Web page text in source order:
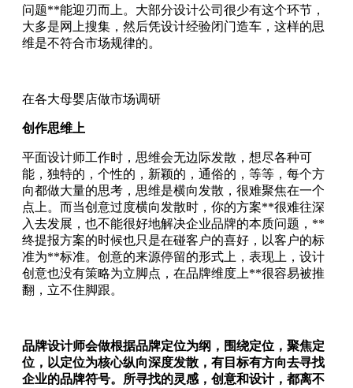
问题**能迎刃而上。大部分设计公司很少有这个环节，
大多是网上搜集，然后凭设计经验闭门造车，这样的思
维是不符合市场规律的。
在各大母婴店做市场调研
创作思维上
平面设计师工作时，思维会无边际发散，想尽各种可
能，独特的，个性的，新颖的，通俗的，等等，每个方
向都做大量的思考，思维是横向发散，很难聚焦在一个
点上。而当创意过度横向发散时，你的方案**很难往深
入去发展，也不能很好地解决企业品牌的本质问题，**
终提报方案的时候也只是在碰客户的喜好，以客户的标
准为**标准。创意的来源停留的形式上，表现上，设计
创意也没有策略为立脚点，在品牌维度上**很容易被推
翻，立不住脚跟。
品牌设计师会做根据品牌定位为纲，围绕定位，聚焦定
位，以定位为核心纵向深度发散，有目标有方向去寻找
企业的品牌符号。所寻找的灵感，创意和设计，都离不